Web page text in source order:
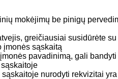
mokėjimų be pinigų
greičiausiai susidūrėte
įmonės sąskaitą
pavadinimą, gali
nurodyti rekvizitai